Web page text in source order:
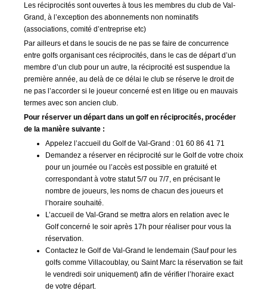
Les réciprocités sont ouvertes à tous les membres du club de Val-
Grand, à l’exception des abonnements non nominatifs
(associations, comité d’entreprise etc)
Par ailleurs et dans le soucis de ne pas se faire de concurrence
entre golfs organisant ces réciprocités, dans le cas de départ d’un
membre d’un club pour un autre, la réciprocité est suspendue la
première année, au delà de ce délai le club se réserve le droit de
ne pas l’accorder si le joueur concerné est en litige ou en mauvais
termes avec son ancien club.
Pour réserver un départ dans un golf en réciprocités, procéder
de la manière suivante :
Appelez l’accueil du Golf de Val-Grand : 01 60 86 41 71
Demandez a réserver en réciprocité sur le Golf de votre choix
pour un journée ou l’accès est possible en gratuité et
correspondant à votre statut 5/7 ou 7/7, en précisant le
nombre de joueurs, les noms de chacun des joueurs et
l’horaire souhaité.
L’accueil de Val-Grand se mettra alors en relation avec le
Golf concerné le soir après 17h pour réaliser pour vous la
réservation.
Contactez le Golf de Val-Grand le lendemain (Sauf pour les
golfs comme Villacoublay, ou Saint Marc la réservation se fait
le vendredi soir uniquement) afin de vérifier l’horaire exact
de votre départ.